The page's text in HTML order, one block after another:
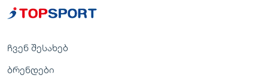
ჩვენ შესახებ
ბრენდები